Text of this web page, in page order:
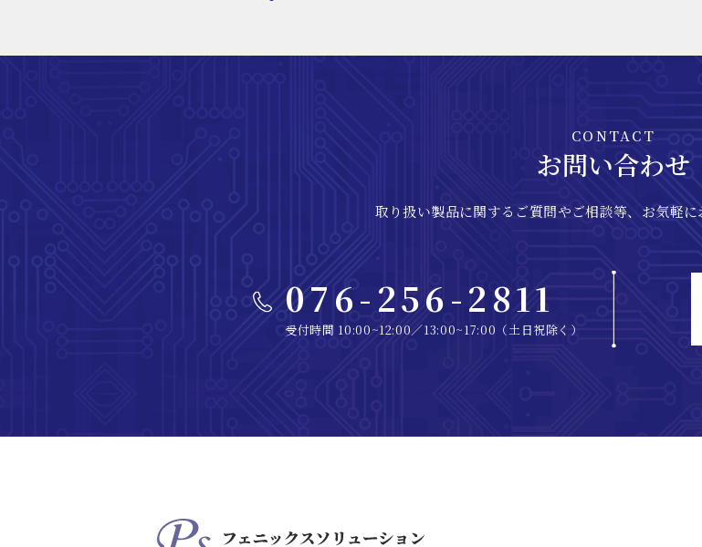
CONTACT
お問い合わせ
取り扱い製品に関するご質問やご相談等、 お気軽に
076-256-2811
受付時間 10:00~12:00／13:00~17:00（土日祝除く）